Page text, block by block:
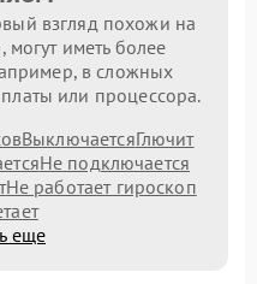
взгляд похожи на
могут иметь более
в сложных
или процессора.
ВыключаетсяГлючит
Не подключается
Не работает гироскоп
еще